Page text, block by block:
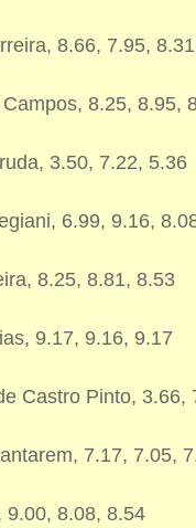
8.66, 7.95, 8.31
8.25, 8.95,
3.50, 7.22, 5.36
6.99, 9.16,
8.25, 8.81, 8.53
9.17, 9.16, 9.17
Castro Pinto, 3.66,
7.17, 7.05,
9.00, 8.08, 8.54